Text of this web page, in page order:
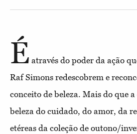
É através do poder da ação
Raf Simons redescobrem e
conceito de beleza. Mais do que
beleza do cuidado, do amor, da
etéreas da coleção de outono/